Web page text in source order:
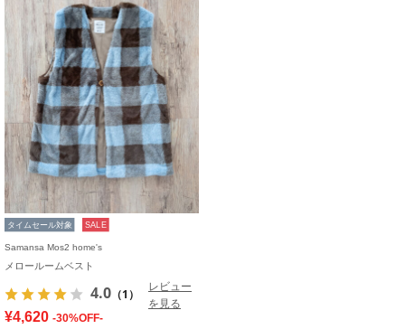
タイムセール対象 SALE
Samansa Mos2 home's
メロールームベスト
4.0 （1）
レビュー
を見る
¥4,620 -30%OFF-